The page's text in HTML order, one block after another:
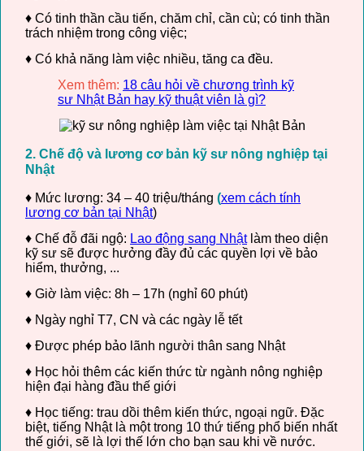
♦ Có tinh thần cầu tiến, chăm chỉ, cần cù; có tinh thần
trách nhiệm trong công việc;
♦ Có khả năng làm việc nhiều, tăng ca đều.
Xem thêm: 18 câu hỏi về chương trình kỹ
sư Nhật Bản hay kỹ thuật viên là gì?
2. Chế độ và lương cơ bản kỹ sư nông nghiệp tại
Nhật
♦ Mức lương: 34 – 40 triệu/tháng (xem cách tính
lương cơ bản tại Nhật)
♦ Chế đỗ đãi ngộ: Lao động sang Nhậtlàm theo diện
kỹ sư sẽ được hưởng đầy đủ các quyền lợi về bảo
hiểm, thưởng, ...
♦ Giờ làm việc: 8h – 17h (nghỉ 60 phút)
♦ Ngày nghỉ T7, CN và các ngày lễ tết
♦ Được phép bảo lãnh người thân sang Nhật
♦ Học hỏi thêm các kiến thức từ ngành nông nghiệp
hiện đại hàng đầu thế giới
♦ Học tiếng: trau dồi thêm kiến thức, ngoại ngữ. Đặc
biệt, tiếng Nhật là một trong 10 thứ tiếng phổ biến nhất
thế giới, sẽ là lợi thế lớn cho bạn sau khi về nước.